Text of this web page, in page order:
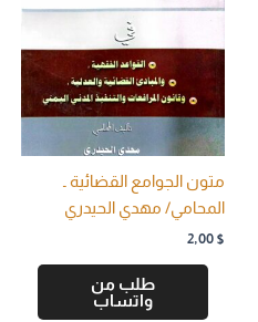
متون الجوامع القضائية ـ
المحامي/ مهدي الحيدري
2,00 $
طلب من
واتساب